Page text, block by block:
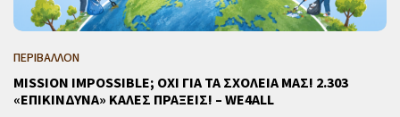
ΠΕΡΙΒΑΛΛΟΝ
MISSION IMPOSSIBLE; ΟΧΙ ΓΙΑ ΤΑ ΣΧΟΛΕΙΑ ΜΑΣ! 2.303
«ΕΠΙΚΙΝΔΥΝΑ» ΚΑΛΕΣ ΠΡΑΞΕΙΣ! – WE4ALL